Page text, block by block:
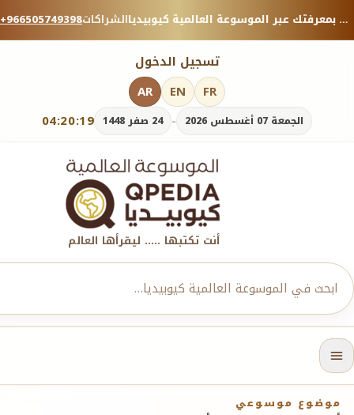
+966505749398الشراكات منصة معرفية موثوقة — شارك بمعرفتك عبر الموسوعة العالمية كيوبيديا.
تسجيل الدخول
04:20:20 الجمعة 07 أغسطس 2026 - 24 صفر 1448
AR EN FR
أنت تكتبها ..... ليقرأها العالم
موضوع موسوعي